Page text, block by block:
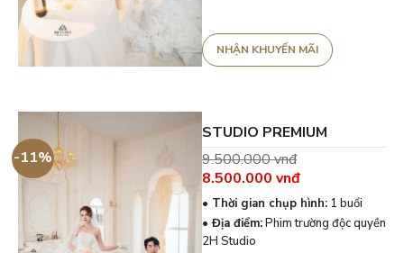
-11%
STUDIO PREMIUM
9.500.000vnđ
Giá
gốc
là:
9.500.000 vnđ.
8.500.000 vnđ
hiện
tại
là:
8.500.000 vnđ.
• Thời gian chụp hình: 1 buổi
• Địa điểm:Phim trường độc quyền
2H Studio